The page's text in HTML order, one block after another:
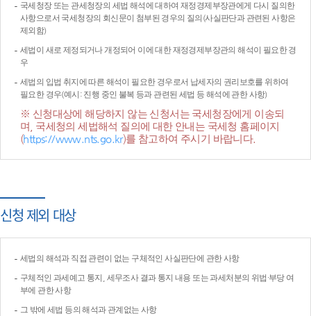
국세청장 또는 관세청장의 세법 해석에 대하여 재정경제부장관에게 다시 질의한
사항으로서 국세청장의 회신문이 첨부된 경우의 질의(사실판단과 관련된 사항은
제외함)
세법이 새로 제정되거나 개정되어 이에 대한 재정경제부장관의 해석이 필요한 경
우
세법의 입법 취지에 따른 해석이 필요한 경우로서 납세자의 권리보호를 위하여
필요한 경우(예시: 진행 중인 불복 등과 관련된 세법 등 해석에 관한 사항)
※ 신청대상에 해당하지 않는 신청서는 국세청장에게 이송되
며, 국세청의 세법해석 질의에 대한 안내는 국세청 홈페이지
(https://www.nts.go.kr)를 참고하여 주시기 바랍니다.
신청 제외 대상
세법의 해석과 직접 관련이 없는 구체적인 사실판단에 관한 사항
구체적인 과세예고 통지, 세무조사 결과 통지 내용 또는 과세처분의 위법·부당 여
부에 관한 사항
그 밖에 세법 등의 해석과 관계없는 사항